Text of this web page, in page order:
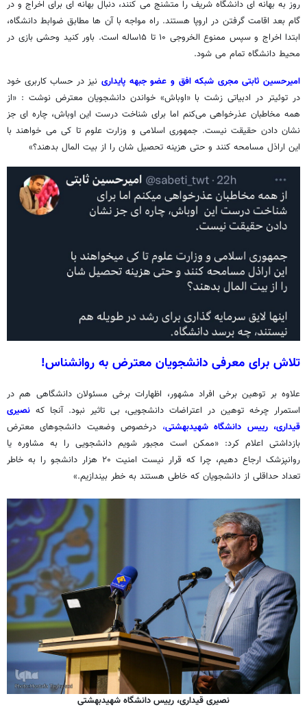
روز به بهانه ای دانشگاه شریف را متشنج می کنند، دنبال بهانه ای برای اخراج و در
گام بعد اقامت گرفتن در اروپا هستند. راه مواجه با آن ها مطابق ضوابط دانشگاه،
ابتدا اخراج و سپس ممنوع الخروجی ۱۰ تا ۱۵ساله است. باور کنید وحشی بازی در
محیط دانشگاه تمام می شود.
امیرحسین ثابتی مجری شبکه افق و عضو جبهه پایداری نیز در حساب کاربری خود
در توئیتر در ادبیاتی زشت با «اوباش» خواندن دانشجویان معترض نوشت : «از
همه مخاطبان عذرخواهی می‌کنم اما برای شناخت درست این اوباش، چاره ای جز
نشان دادن حقیقت نیست. جمهوری اسلامی و وزارت علوم تا کی می خواهند با
این اراذل مسامحه کنند و حتی هزینه تحصیل شان را از بیت المال بدهند؟»
تلاش برای معرفی دانشجویان معترض به روانشناس!
علاوه بر توهین برخی افراد مشهور، اظهارات برخی مسئولان دانشگاهی هم در
استمرار چرخه توهین در اعتراضات دانشجویی، بی تاثیر نبود. آنجا که نصیری
قیداری، رییس دانشگاه شهیدبهشتی، درخصوص وضعیت دانشجوهای معترض
بازداشتی اعلام کرد: «ممکن است مجبور شویم دانشجویی را به مشاوره یا
روانپزشک ارجاع دهیم، چرا که قرار نیست امنیت ۲۰ هزار دانشجو را به خاطر
تعداد حداقلی از دانشجویان که خاطی هستند به خطر بیندازیم.»
نصیری قیداری، رییس دانشگاه شهیدبهشتی